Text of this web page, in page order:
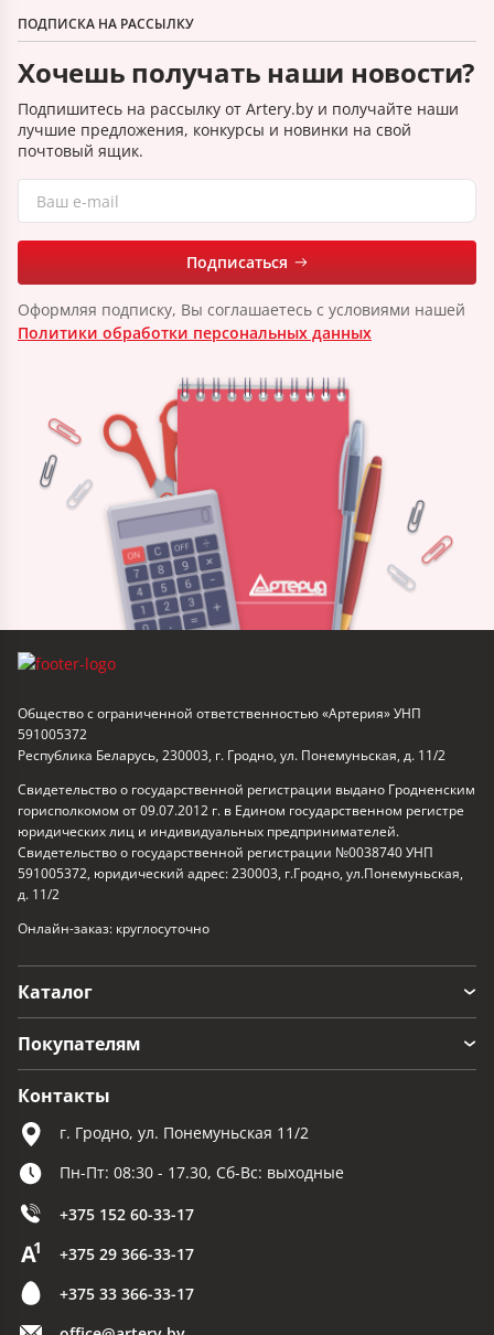
ПОДПИСКА НА РАССЫЛКУ
Хочешь получать наши новости?
Подпишитесь на рассылку от Artery.by и получайте наши
лучшие предложения, конкурсы и новинки на свой
почтовый ящик.
Подписаться
Оформляя подписку, Вы соглашаетесь с условиями нашей
Политики обработки персональных данных
Общество с ограниченной ответственностью «Артерия» УНП
591005372
Республика Беларусь, 230003, г. Гродно, ул. Понемуньская, д. 11/2
Свидетельство о государственной регистрации выдано Гродненским
горисполкомом от 09.07.2012 г. в Едином государственном регистре
юридических лиц и индивидуальных предпринимателей.
Свидетельство о государственной регистрации №0038740 УНП
591005372, юридический адрес: 230003, г.Гродно, ул.Понемуньская,
д. 11/2
Онлайн-заказ: круглосуточно
Каталог
Покупателям
Контакты
г. Гродно, ул. Понемуньская 11/2
Пн-Пт: 08:30 - 17.30, Сб-Вс: выходные
+375 152 60-33-17
+375 29 366-33-17
+375 33 366-33-17